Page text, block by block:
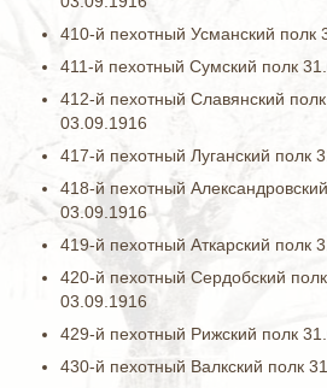
410-й пехотный Усманский
411-й пехотный Сумский полк
412-й пехотный Славянский
03.09.1916
417-й пехотный Луганский полк
418-й пехотный
03.09.1916
419-й пехотный Аткарский полк
420-й пехотный Сердобский
03.09.1916
429-й пехотный Рижский полк
430-й пехотный Валкский полк